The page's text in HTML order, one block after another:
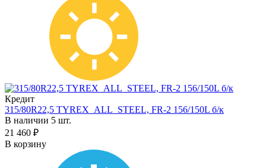
Кредит
315/80R22,5 TYREX_ALL_STEEL, FR-2 156/150L б/к
В наличии 5 шт.
21 460 ₽
В корзину